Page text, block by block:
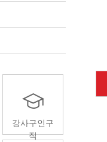
강사구인구
직